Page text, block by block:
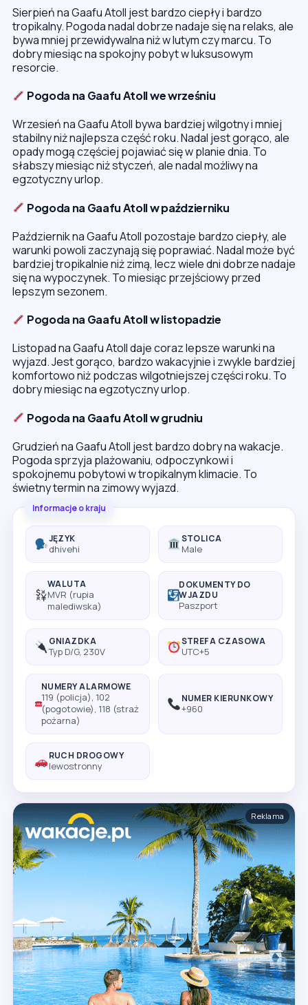
Sierpień na Gaafu Atoll jest bardzo ciepły i bardzo
tropikalny. Pogoda nadal dobrze nadaje się na relaks, ale
bywa mniej przewidywalna niż w lutym czy marcu. To
dobry miesiąc na spokojny pobyt w luksusowym
resorcie.
Pogoda na Gaafu Atoll we wrześniu
Wrzesień na Gaafu Atoll bywa bardziej wilgotny i mniej
stabilny niż najlepsza część roku. Nadal jest gorąco, ale
opady mogą częściej pojawiać się w planie dnia. To
słabszy miesiąc niż styczeń, ale nadal możliwy na
egzotyczny urlop.
Pogoda na Gaafu Atoll w październiku
Październik na Gaafu Atoll pozostaje bardzo ciepły, ale
warunki powoli zaczynają się poprawiać. Nadal może być
bardziej tropikalnie niż zimą, lecz wiele dni dobrze nadaje
się na wypoczynek. To miesiąc przejściowy przed
lepszym sezonem.
Pogoda na Gaafu Atoll w listopadzie
Listopad na Gaafu Atoll daje coraz lepsze warunki na
wyjazd. Jest gorąco, bardzo wakacyjnie i zwykle bardziej
komfortowo niż podczas wilgotniejszej części roku. To
dobry miesiąc na egzotyczny urlop.
Pogoda na Gaafu Atoll w grudniu
Grudzień na Gaafu Atoll jest bardzo dobry na wakacje.
Pogoda sprzyja plażowaniu, odpoczynkowi i
spokojnemu pobytowi w tropikalnym klimacie. To
świetny termin na zimowy wyjazd.
Informacje o kraju
JĘZYK
dhivehi
STOLICA
Male
WALUTA
MVR (rupia
malediwska)
DOKUMENTY DO
WJAZDU
Paszport
GNIAZDKA
Typ D/G, 230V
STREFA CZASOWA
UTC+5
NUMERY ALARMOWE
119 (policja), 102
(pogotowie), 118 (straż
pożarna)
NUMER KIERUNKOWY
+960
RUCH DROGOWY
lewostronny
Reklama